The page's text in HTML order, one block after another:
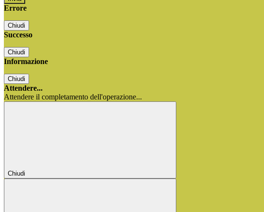
Errore
Chiudi
Successo
Chiudi
Informazione
Chiudi
Attendere...
Attendere il completamento dell'operazione...
Chiudi